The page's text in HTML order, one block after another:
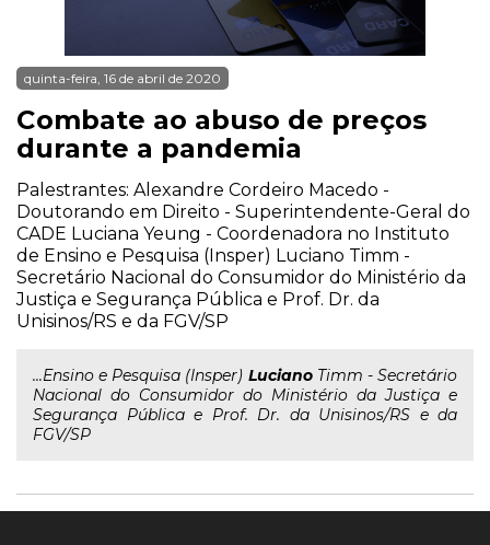
quinta-feira, 16 de abril de 2020
Combate ao abuso de preços
durante a pandemia
Palestrantes: Alexandre Cordeiro Macedo -
Doutorando em Direito - Superintendente-Geral do
CADE Luciana Yeung - Coordenadora no Instituto
de Ensino e Pesquisa (Insper) Luciano Timm -
Secretário Nacional do Consumidor do Ministério da
Justiça e Segurança Pública e Prof. Dr. da
Unisinos/RS e da FGV/SP
...Ensino e Pesquisa (Insper) LucianoTimm - Secretário
Nacional do Consumidor do Ministério da Justiça e
Segurança Pública e Prof. Dr. da Unisinos/RS e da
FGV/SP